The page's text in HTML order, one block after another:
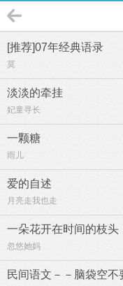
[推荐]07年经典语录
莫
淡淡的牵挂
妃童寻长
一颗糖
雨儿
爱的自述
月亮走我也走
一朵花开在时间的枝头
忽悠她妈
民间语文－－脑袋空不